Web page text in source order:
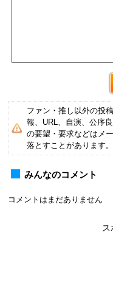
ファン・推し以外の投
報、URL、自演、公序
の要望・要求などはメ
落とすことがあります。
みんなのコメント
コメントはまだありません